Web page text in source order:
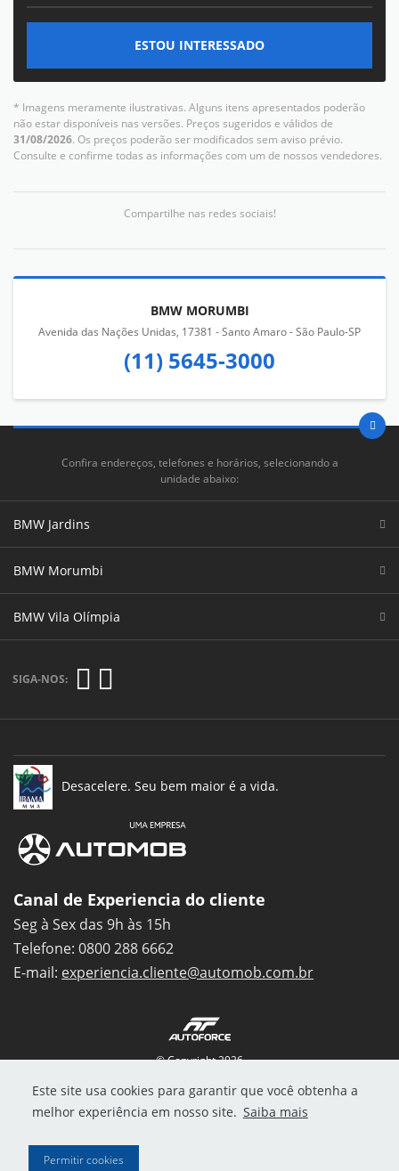
Este site usa cookies para garantir que você obtenha a
melhor experiência em nosso site. Saiba mais
Permitir cookies
ESTOU INTERESSADO
* Imagens meramente ilustrativas. Alguns itens apresentados poderão
não estar disponíveis nas versões. Preços sugeridos e válidos de
31/08/2026. Os preços poderão ser modificados sem aviso prévio.
Consulte e confirme todas as informações com um de nossos vendedores.
Compartilhe nas redes sociais!
BMW MORUMBI
Avenida das Nações Unidas, 17381 - Santo Amaro - São Paulo-SP
(11) 5645-3000
Confira endereços, telefones e horários, selecionando a
unidade abaixo:
BMW Jardins
BMW Morumbi
BMW Vila Olímpia
SIGA-NOS:
Desacelere. Seu bem maior é a vida.
Canal de Experiencia do cliente
Seg à Sex das 9h às 15h
Telefone: 0800 288 6662
E-mail: experiencia.cliente@automob.com.br
© Copyright 2026
Como a Autostar trata os Dados Pessoais (LGPD).
Aviso de Privacidade